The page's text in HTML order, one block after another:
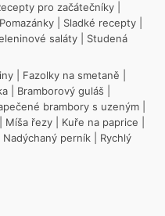
pro začátečníky
Pomazánky Sladké recepty
saláty
Studená
Fazolky na smetaně
Bramborový guláš
brambory s uzeným
Míša řezy Kuře na paprice
Nadýchaný perník
Rychlý